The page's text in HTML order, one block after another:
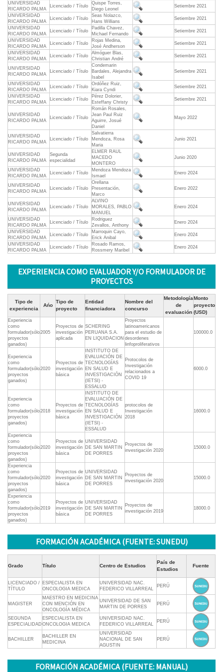
UNIVERSIDAD
RICARDO PALMA
Licenciado / Título
Quispe Torres,
Diego Leonel
Setiembre 2021
UNIVERSIDAD
RICARDO PALMA
Licenciado / Título
Seas Nolazco,
Hans Willians
Setiembre 2021
UNIVERSIDAD
RICARDO PALMA
Licenciado / Título
Padilla Chavez,
Michael Fernando
Setiembre 2021
UNIVERSIDAD
RICARDO PALMA
Licenciado / Título
Rojas Medina,
José Andherson
Setiembre 2021
UNIVERSIDAD
RICARDO PALMA
Licenciado / Título
Almóguer Blas,
Christian André
Setiembre 2021
UNIVERSIDAD
RICARDO PALMA
Licenciado / Título
Condemarin
Bardales, Alejandra
Isabel
Setiembre 2021
UNIVERSIDAD
RICARDO PALMA
Licenciado / Título
Ordóñez Ruiz,
Kiara Cyndi
Setiembre 2021
UNIVERSIDAD
RICARDO PALMA
Licenciado / Título
Pérez Dolorier,
Esteffany Christy
Setiembre 2021
UNIVERSIDAD
RICARDO PALMA
Licenciado / Título
Román Rosales,
Jean Paul Ruiz
Aguirre, Josué
Daniel
Mayo 2022
UNIVERSIDAD
RICARDO PALMA
Licenciado / Título
Salvatierra
Mendoza, Rosa
Maria
Junio 2021
UNIVERSIDAD
RICARDO PALMA
Segunda
especialidad
ELMER RAUL
MACEDO
MONTERO
Junio 2020
UNIVERSIDAD
RICARDO PALMA
Licenciado / Título
Mendoza Mendoza
Ismael
Enero 2024
UNIVERSIDAD
RICARDO PALMA
Licenciado / Título
Orellana
Presentación,
Marco
Enero 2022
UNIVERSIDAD
RICARDO PALMA
Licenciado / Título
ALVINO
MORALES, PABLO
MANUEL
Enero 2024
UNIVERSIDAD
RICARDO PALMA
Licenciado / Título
Rodriguez
Zevallos, Anthony
Enero 2024
UNIVERSIDAD
RICARDO PALMA
Licenciado / Título
Marroquin Cayo,
Erick Anibal
Enero 2024
UNIVERSIDAD
RICARDO PALMA
Licenciado / Título
Rosado Ramos,
Rossmery Maribel
Enero 2024
EXPERIENCIA COMO EVALUADOR Y/O FORMULADOR DE
PROYECTOS
Tipo de
experiencia
Ańo
Tipo de
proyecto
Entidad
financiadora
Nombre del
concurso
Metodología
de
evaluación
Monto
proyecto
(USD)
Experiencia
como
formulador(sólo
proyectos
ganados)
2005
Proyectos de
investigación
aplicada
SCHERING
PERUANA S.A.
EN LIQUIDACION
Proyectos
latinoamericanos
para el estudio de
desordenes
linfoproliferativos
100000.0
Experiencia
como
formulador(sólo
proyectos
ganados)
2020
Proyectos de
investigación
básica
INSTITUTO DE
EVALUACIÓN DE
TECNOLOGÍAS
EN SALUD E
INVESTIGACIÓN
(IETSI) -
ESSALUD
Protocolos de
Investigación
relacionados a
COVID 19
6000.0
Experiencia
como
formulador(sólo
proyectos
ganados)
2018
Proyectos de
investigación
básica
INSTITUTO DE
EVALUACIÓN DE
TECNOLOGÍAS
EN SALUD E
INVESTIGACIÓN
(IETSI) -
ESSALUD
protocolos de
Investigación
2018
16000.0
Experiencia
como
formulador(sólo
proyectos
ganados)
2020
Proyectos de
investigación
básica
UNIVERSIDAD
DE SAN MARTIN
DE PORRES
Proyectos de
investigación 2020
15000.0
Experiencia
como
formulador(sólo
proyectos
ganados)
2020
Proyectos de
investigación
básica
UNIVERSIDAD
DE SAN MARTIN
DE PORRES
Proyectos de
investigación 2020
15000.0
Experiencia
como
formulador(sólo
proyectos
ganados)
2019
Proyectos de
investigación
básica
UNIVERSIDAD
DE SAN MARTIN
DE PORRES
Proyectos de
investigación 2019
18000.0
FORMACIÓN ACADÉMICA (FUENTE: SUNEDU)
Grado Título Centro de Estudios
País de
Estudios
Fuente
LICENCIADO /
TÍTULO
ESPECIALISTA EN
ONCOLOGIA MEDICA
UNIVERSIDAD NAC.
FEDERICO VILLARREAL
PERÚ
MAGISTER
MAESTRO EN MEDICINA
CON MENCIÓN EN
ONCOLOGÍA MÉDICA
UNIVERSIDAD DE SAN
MARTIN DE PORRES
PERÚ
SEGUNDA
ESPECIALIDAD
ESPECIALISTA EN
ONCOLOGIA MEDICA
UNIVERSIDAD NAC.
FEDERICO VILLARREAL
PERÚ
BACHILLER
BACHILLER EN
MEDICINA
UNIVERSIDAD
NACIONAL DE SAN
AGUSTIN
PERÚ
FORMACIÓN ACADÉMICA (FUENTE: MANUAL)